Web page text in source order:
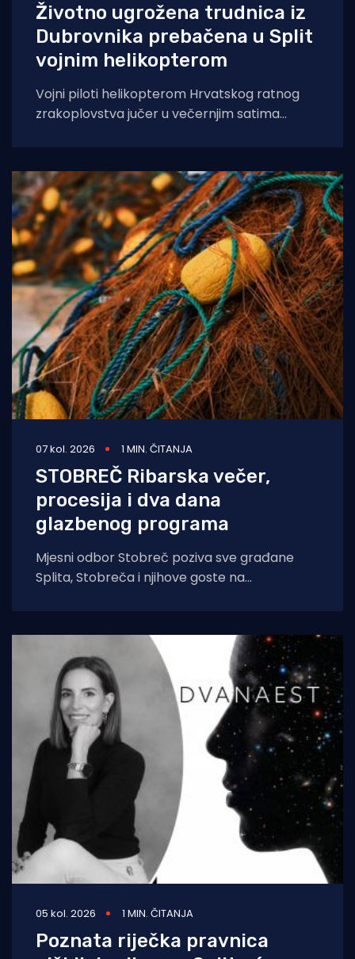
Životno ugrožena trudnica iz
Dubrovnika prebačena u Split
vojnim helikopterom
Vojni piloti helikopterom Hrvatskog ratnog
zrakoplovstva jučer u večernjim satima
07 kol. 2026 1 MIN. ČITANJA
STOBREČ Ribarska večer,
procesija i dva dana
glazbenog programa
Mjesni odbor Stobreč poziva sve građane
Splita, Stobreča i njihove goste na
05 kol. 2026 1 MIN. ČITANJA
Poznata riječka pravnica